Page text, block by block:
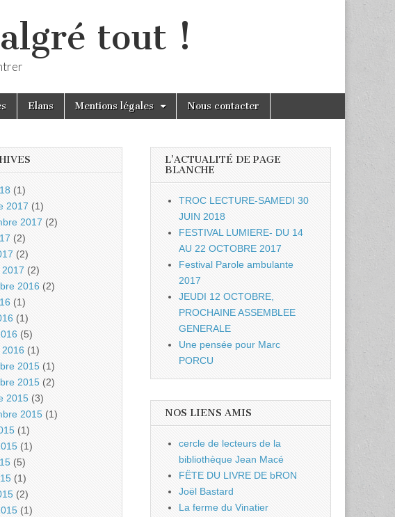
tout !
Elans Mentions légales Nous contacter
(1)
2017 (1)
2017 (2)
(2)
(2)
2017 (2)
2016 (2)
(1)
(1)
(5)
(1)
2015 (1)
2015 (2)
2015 (3)
2015 (1)
(1)
(1)
(5)
(1)
(2)
(1)
L’ACTUALITÉ DE PAGE
BLANCHE
TROC LECTURE-SAMEDI 30
JUIN 2018
FESTIVAL LUMIERE- DU 14
AU 22 OCTOBRE 2017
Festival Parole ambulante
2017
JEUDI 12 OCTOBRE,
PROCHAINE ASSEMBLEE
GENERALE
Une pensée pour Marc
PORCU
NOS LIENS AMIS
cercle de lecteurs de la
bibliothèque Jean Macé
FËTE DU LIVRE DE bRON
Joël Bastard
La ferme du Vinatier